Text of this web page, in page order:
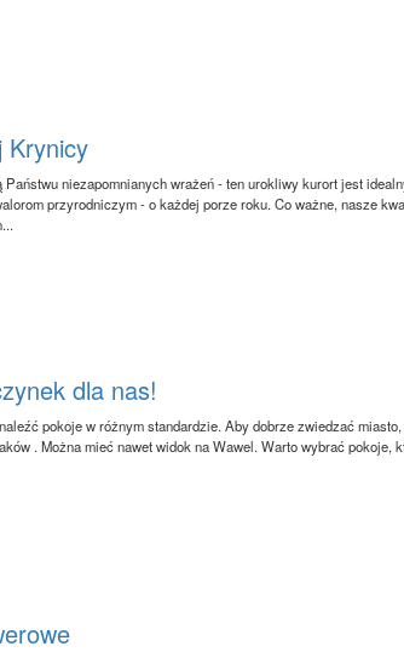
Krynicy
niezapomnianych wrażeń - ten urokliwy kurort jest
przyrodniczym - o każdej porze roku. Co ważne, nasze
dla nas!
pokoje w różnym standardzie. Aby dobrze zwiedzać
. Można mieć nawet widok na Wawel. Warto wybrać pokoje,